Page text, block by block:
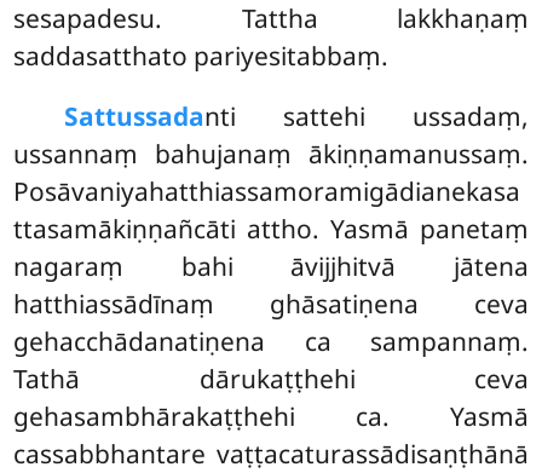
sesapadesu. Tattha lakkhaṇaṃ
saddasatthato pariyesitabbaṃ.
Sattussadanti sattehi ussadaṃ,
ussannaṃ bahujanaṃ ākiṇṇamanussaṃ.
Posāvaniyahatthiassamoramigādianekasa
ttasamākiṇṇañcāti attho. Yasmā panetaṃ
nagaraṃ bahi āvijjhitvā jātena
hatthiassādīnaṃ ghāsatiṇena ceva
gehacchādanatiṇena ca sampannaṃ.
Tathā dārukaṭṭhehi ceva
gehasambhārakaṭṭhehi ca. Yasmā
cassabbhantare vaṭṭacaturassādisaṇṭhānā